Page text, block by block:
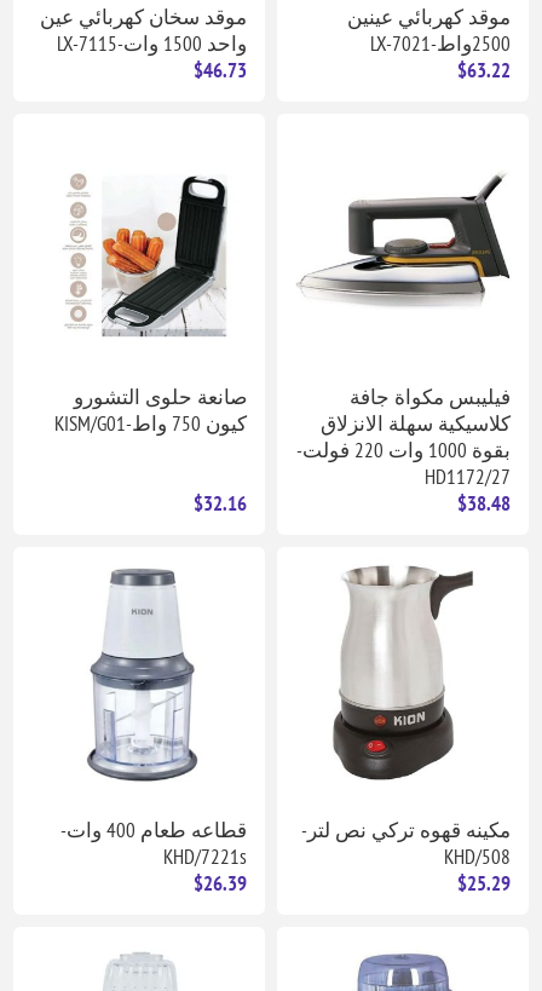
موقد كهربائي عينين
2500واط-LX-7021
$63.22
موقد سخان كهربائي عين
واحد 1500 وات-LX-7115
$46.73
فيليبس مكواة جافة
كلاسيكية سهلة الانزلاق
بقوة 1000 وات 220 فولت-
HD1172/27
$38.48
صانعة حلوى التشورو
كيون 750 واط-KISM/G01
$32.16
مكينه قهوه تركي نص لتر-
KHD/508
$25.29
قطاعه طعام 400 وات-
KHD/7221s
$26.39